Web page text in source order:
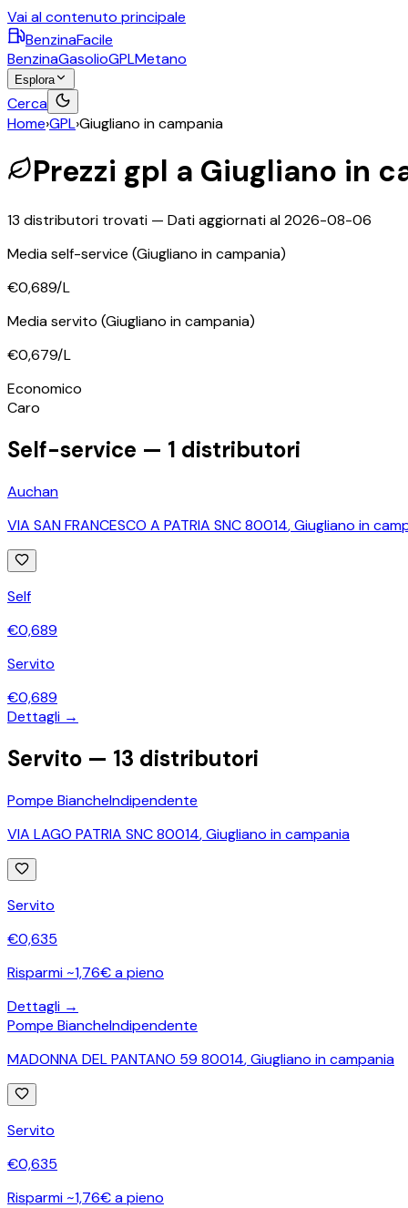
Vai al contenuto principale
BenzinaFacile
BenzinaGasolioGPLMetano
Esplora
Cerca
Home›GPL›Giugliano in campania
Prezzi gpl a Giugliano in
13 distributori trovati — Dati aggiornati al2026-08-06
Media self-service (Giugliano in campania)
€0,689/L
Media servito (Giugliano in campania)
€0,679/L
Economico
Caro
Self-service — 1 distributori
Auchan
VIA SAN FRANCESCO A PATRIA SNC 80014,Giugliano in
Self
€0,689
Servito
€0,689
Dettagli →
Servito — 13 distributori
Pompe BiancheIndipendente
VIA LAGO PATRIA SNC 80014,Giugliano in campania
Servito
€0,635
Risparmi ~1,76€ a pieno
Dettagli →
Pompe BiancheIndipendente
MADONNA DEL PANTANO 59 80014,Giugliano in campania
Servito
€0,635
Risparmi ~1,76€ a pieno